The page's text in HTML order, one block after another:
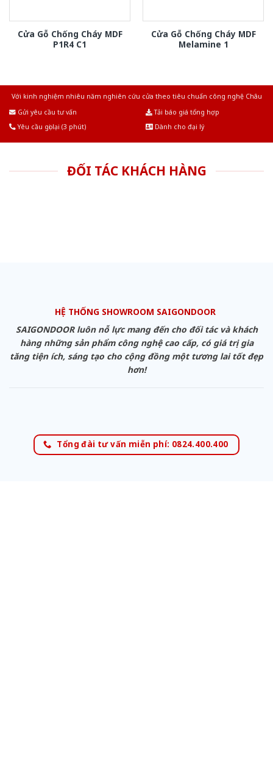
Cửa Gỗ Chống Cháy MDF
P1R4 C1
Cửa Gỗ Chống Cháy MDF
Melamine 1
Với kinh nghiệm nhiêu năm nghiên cứu cửa theo tiêu chuẩn công nghệ Châu
Gửi yêu cầu tư vấn
Tải báo giá tổng hợp
Yêu cầu gọi lại (3 phút)
Dành cho đại lý
ĐỐI TÁC KHÁCH HÀNG
HỆ THỐNG SHOWROOM SAIGONDOOR
SAIGONDOOR luôn nỗ lực mang đến cho đối tác và khách
hàng những sản phẩm công nghệ cao cấp, có giá trị gia
tăng tiện ích, sáng tạo cho cộng đồng một tương lai tốt đẹp
hơn!
Tổng đài tư vấn miễn phí: 0824.400.400